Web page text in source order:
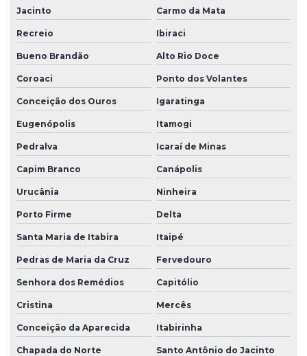
Jacinto Carmo da Mata
Recreio Ibiraci
Bueno Brandão Alto Rio Doce
Coroaci Ponto dos Volantes
Conceição dos Ouros Igaratinga
Eugenópolis Itamogi
Pedralva Icaraí de Minas
Capim Branco Canápolis
Urucânia Ninheira
Porto Firme Delta
Santa Maria de Itabira Itaipé
Pedras de Maria da Cruz Fervedouro
Senhora dos Remédios Capitólio
Cristina Mercês
Conceição da Aparecida Itabirinha
Chapada do Norte Santo Antônio do Jacinto